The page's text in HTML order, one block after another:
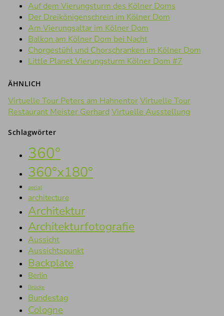
Auf dem Vierungsturm des Kölner Doms
Der Dreikönigenschrein im Kölner Dom
Am Vierungsaltar im Kölner Dom
Balkon am Kölner Dom bei Nacht
Chorgestühl und Chorschranken im Kölner Dom
Little Planet Vierungsturm Kölner Dom #7
ÄHNLICH
Virtuelle Tour Peters am HahnentorVirtuelle Tour
Restaurant Meister Gerhard Virtuelle Ausstellung
Schlagwörter
360°
360°x180°
aerial
architecture
Architektur
Architekturfotografie
Aussicht
Aussichtspunkt
Backplate
Berlin
Brücke
Bundestag
Cologne